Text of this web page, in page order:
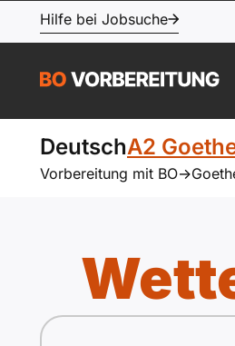
Hilfe bei Jobsuche
DeutschA2
Vorbereitung mit BO->